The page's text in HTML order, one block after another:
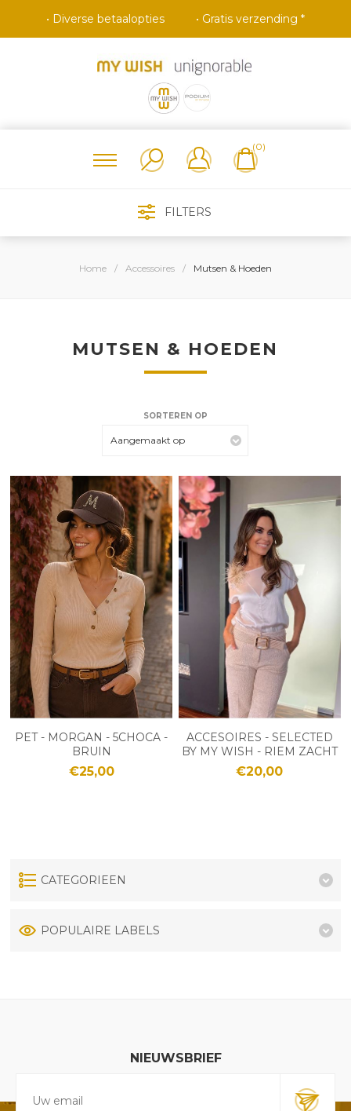
• Diverse betaalopties • Gratis verzending *
(0)
FILTERS
Home / Accessoires / Mutsen & Hoeden
MUTSEN & HOEDEN
SORTEREN OP
Aangemaakt op
PET - MORGAN - 5CHOCA -
BRUIN
€25,00
ACCESOIRES - SELECTED
BY MY WISH - RIEM ZACHT
GOUD
€20,00
CATEGORIEEN
POPULAIRE LABELS
NIEUWSBRIEF